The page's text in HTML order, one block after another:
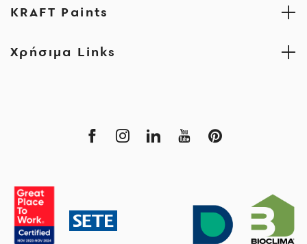
KRAFT Paints
Χρήσιμα Links